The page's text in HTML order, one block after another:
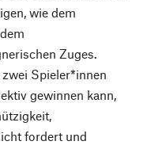
wie dem
Zuges.
Spieler*innen
gewinnen kann,
fordert und